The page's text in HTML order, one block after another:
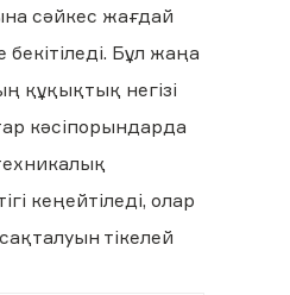
сәйкес жағдай
Бұл жаңа
құқықтық негізі
кәсіпорындарда
кеңейтіледі, олар
тікелей